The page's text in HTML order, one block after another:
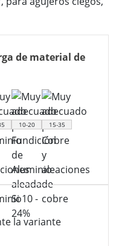
de material de
10-20 15-35
la variante